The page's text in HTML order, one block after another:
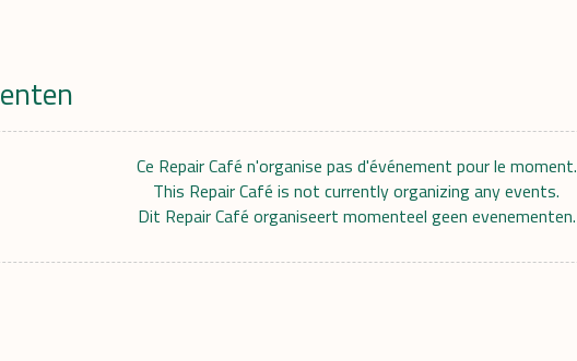
Ce Repair Café n'organise pas d'événement pour le moment.
This Repair Café is not currently organizing any events.
Dit Repair Café organiseert momenteel geen evenementen.